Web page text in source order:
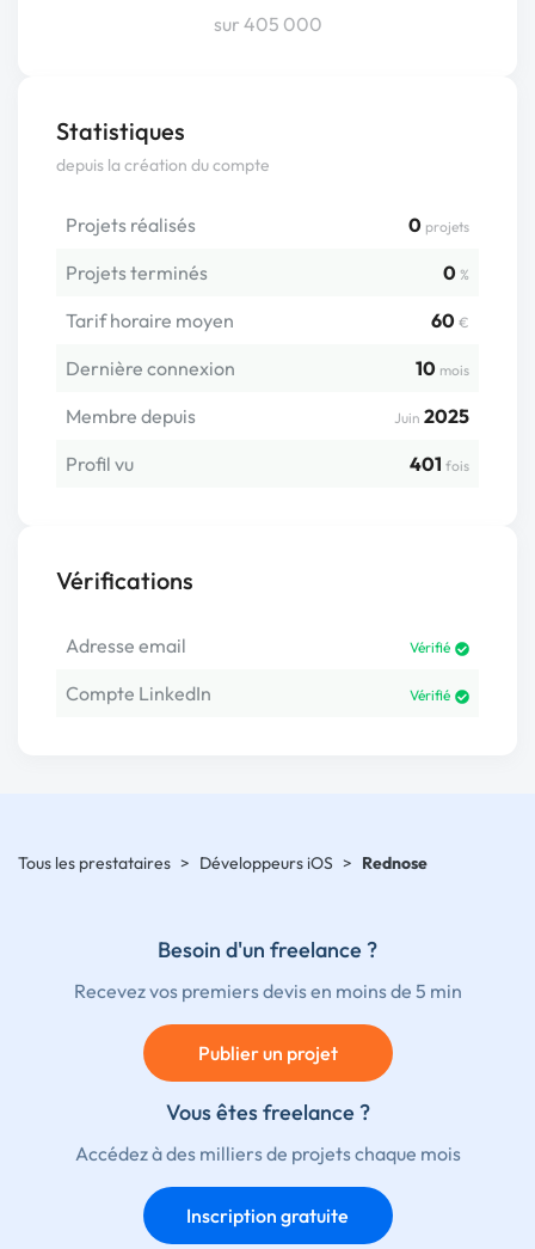
sur 405 000
Statistiques
depuis la création du compte
Projets réalisés 0 projets
Projets terminés 0 %
Tarif horaire moyen 60 €
Dernière connexion 10 mois
Membre depuis Juin 2025
Profil vu
401 fois
Vérifications
Adresse email Vérifié
Compte LinkedIn Vérifié
Tous les prestataires > Développeurs iOS > Rednose
Besoin d'un freelance ?
Recevez vos premiers devis en moins de 5 min
Publier un projet
Vous êtes freelance ?
Accédez à des milliers de projets chaque mois
Inscription gratuite